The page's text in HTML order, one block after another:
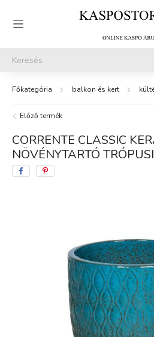
balkon és kert
Előző termék
CORRENTE CLASSIC